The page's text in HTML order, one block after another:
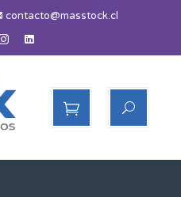
contacto@masstock.cl